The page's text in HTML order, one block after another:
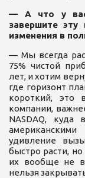
— А что у
завершите
изменения в
— Мы всегда
75% чистой
лет, и хотим
где горизонт
короткий, это
компании,
NASDAQ,
американскими
удивление
быстро расти,
их вообще не
нельзя